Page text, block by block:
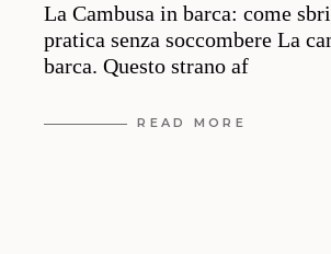
La Cambusa in barca: come
pratica senza soccombere La
barca. Questo strano af
READ MORE